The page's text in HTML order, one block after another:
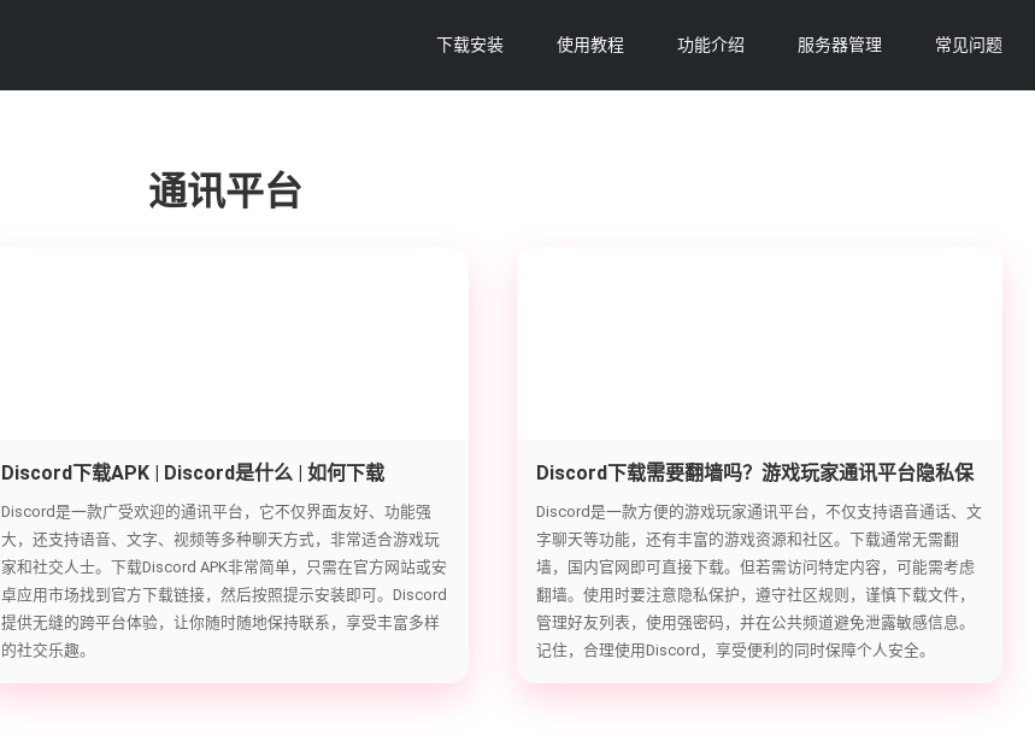
下载安装 使用教程 功能介绍 服务器管理 常见问题
通讯平台
Discord下载APK | Discord是什么 | 如何下载
Discord教程
Discord是一款广受欢迎的通讯平台，它不仅界面友好、功能强
大，还支持语音、文字、视频等多种聊天方式，非常适合游戏玩
家和社交人士。下载Discord APK非常简单，只需在官方网站或安
卓应用市场找到官方下载链接，然后按照提示安装即可。Discord
提供无缝的跨平台体验，让你随时随地保持联系，享受丰富多样
的社交乐趣。
Discord下载需要翻墙吗？游戏玩家通讯平台隐私保
护指南
Discord是一款方便的游戏玩家通讯平台，不仅支持语音通话、文
字聊天等功能，还有丰富的游戏资源和社区。下载通常无需翻
墙，国内官网即可直接下载。但若需访问特定内容，可能需考虑
翻墙。使用时要注意隐私保护，遵守社区规则，谨慎下载文件，
管理好友列表，使用强密码，并在公共频道避免泄露敏感信息。
记住，合理使用Discord，享受便利的同时保障个人安全。